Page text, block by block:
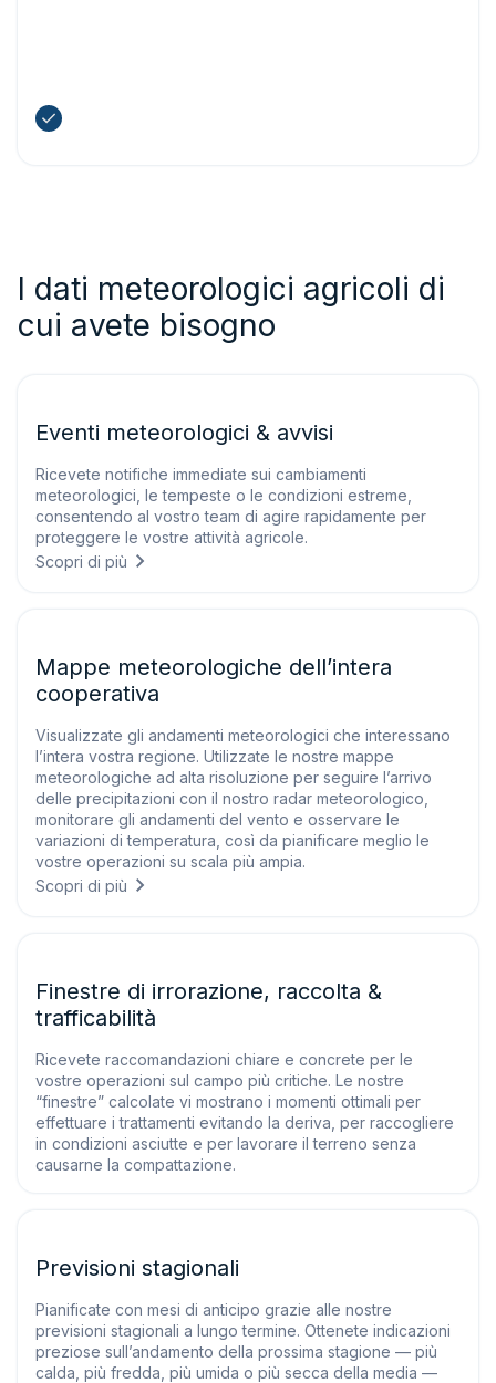
I dati meteorologici agricoli di
cui avete bisogno
Eventi meteorologici & avvisi
Ricevete notifiche immediate sui cambiamenti
meteorologici, le tempeste o le condizioni estreme,
consentendo al vostro team di agire rapidamente per
proteggere le vostre attività agricole.
Scopri di più
Mappe meteorologiche dell’intera
cooperativa
Visualizzate gli andamenti meteorologici che interessano
l’intera vostra regione. Utilizzate le nostre mappe
meteorologiche ad alta risoluzione per seguire l’arrivo
delle precipitazioni con il nostro radar meteorologico,
monitorare gli andamenti del vento e osservare le
variazioni di temperatura, così da pianificare meglio le
vostre operazioni su scala più ampia.
Scopri di più
Finestre di irrorazione, raccolta &
trafficabilità
Ricevete raccomandazioni chiare e concrete per le
vostre operazioni sul campo più critiche. Le nostre
“finestre” calcolate vi mostrano i momenti ottimali per
effettuare i trattamenti evitando la deriva, per raccogliere
in condizioni asciutte e per lavorare il terreno senza
causarne la compattazione.
Previsioni stagionali
Pianificate con mesi di anticipo grazie alle nostre
previsioni stagionali a lungo termine. Ottenete indicazioni
preziose sull’andamento della prossima stagione — più
calda, più fredda, più umida o più secca della media —